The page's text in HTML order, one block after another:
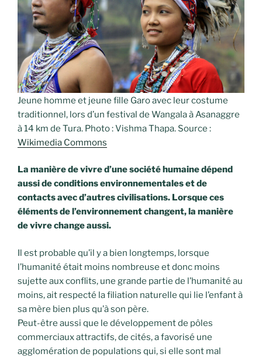
Jeune homme et jeune fille Garo avec leur costume
traditionnel, lors d’un festival de Wangala à Asanaggre
à 14 km de Tura. Photo : Vishma Thapa. Source :
Wikimedia Commons
La manière de vivre d’une société humaine dépend
aussi de conditions environnementales et de
contacts avec d’autres civilisations. Lorsque ces
éléments de l’environnement changent, la manière
de vivre change aussi.
Il est probable qu’il y a bien longtemps, lorsque
l’humanité était moins nombreuse et donc moins
sujette aux conflits, une grande partie de l’humanité au
moins, ait respecté la filiation naturelle qui lie l’enfant à
sa mère bien plus qu’à son père.
Peut-être aussi que le développement de pôles
commerciaux attractifs, de cités, a favorisé une
agglomération de populations qui, si elle sont mal